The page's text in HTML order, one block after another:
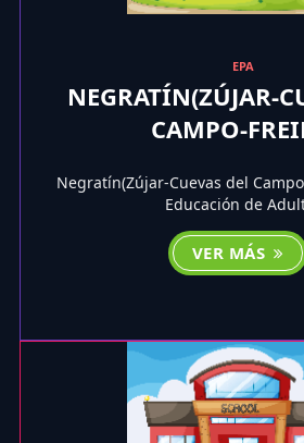
EPA
NEGRATÍN(ZÚJAR-
CAMPO-
Negratín(Zújar-Cuevas del
Educación de
VER MÁS